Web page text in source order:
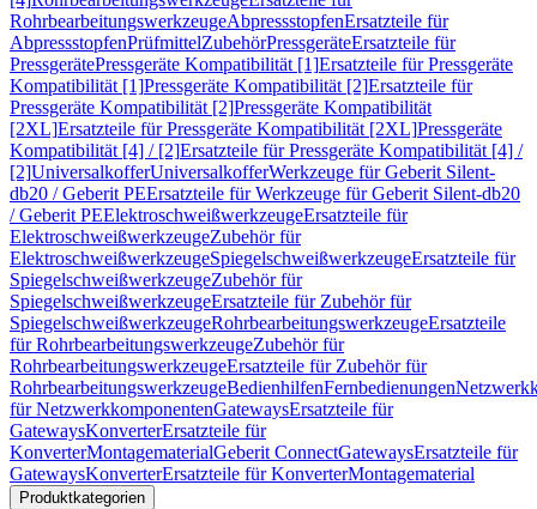
RohrbearbeitungswerkzeugeAbpressstopfenErsatzteile für
AbpressstopfenPrüfmittelZubehörPressgeräteErsatzteile für
PressgerätePressgeräte Kompatibilität [1]Ersatzteile für Pressgeräte
Kompatibilität [1]Pressgeräte Kompatibilität [2]Ersatzteile für
Pressgeräte Kompatibilität [2]Pressgeräte Kompatibilität
[2XL]Ersatzteile für Pressgeräte Kompatibilität [2XL]Pressgeräte
Kompatibilität [4] / [2]Ersatzteile für Pressgeräte Kompatibilität [4] /
[2]UniversalkofferUniversalkofferWerkzeuge für Geberit Silent-
db20 / Geberit PEErsatzteile für Werkzeuge für Geberit Silent-db20
/ Geberit PEElektroschweißwerkzeugeErsatzteile für
ElektroschweißwerkzeugeZubehör für
ElektroschweißwerkzeugeSpiegelschweißwerkzeugeErsatzteile für
SpiegelschweißwerkzeugeZubehör für
SpiegelschweißwerkzeugeErsatzteile für Zubehör für
SpiegelschweißwerkzeugeRohrbearbeitungswerkzeugeErsatzteile
für RohrbearbeitungswerkzeugeZubehör für
RohrbearbeitungswerkzeugeErsatzteile für Zubehör für
RohrbearbeitungswerkzeugeBedienhilfenFernbedienungen
für NetzwerkkomponentenGatewaysErsatzteile für
GatewaysKonverterErsatzteile für
KonverterMontagematerialGeberit ConnectGatewaysErsatzteile für
GatewaysKonverterErsatzteile für KonverterMontagematerial
Produktkategorien